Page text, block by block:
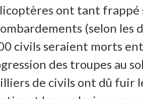
ont tant
(selon
civils seraient morts
des troupes au
de civils ont dû fuir